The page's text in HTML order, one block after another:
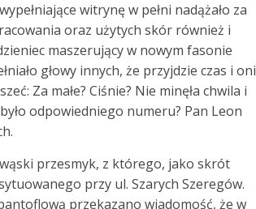
witrynę w pełni nadążało za
oraz użytych skór również i
maszerujący w nowym fasonie
głowy innych, że przyjdzie czas i oni
Za małe? Ciśnie? Nie minęła chwila i
odpowiedniego numeru? Pan Leon
przesmyk, z którego, jako skrót
przy ul. Szarych Szeregów.
przekazano wiadomość, że w